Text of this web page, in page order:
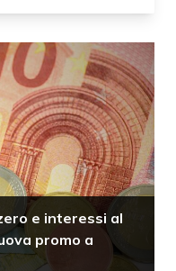
e interessi al
promo a